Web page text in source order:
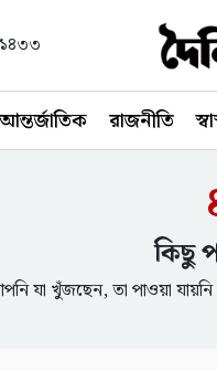
১৪৩৩
আন্তর্জাতিক রাজনীতি
কিছু
যা খুঁজছেন, তা পাওয়া